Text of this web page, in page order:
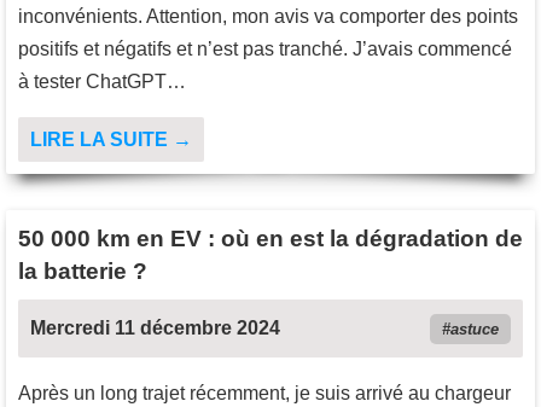
inconvénients. Attention, mon avis va comporter des points
positifs et négatifs et n’est pas tranché. J’avais commencé
à tester ChatGPT…
LIRE LA SUITE →
50 000 km en EV : où en est la dégradation de
la batterie ?
Mercredi 11 décembre 2024 astuce
Après un long trajet récemment, je suis arrivé au chargeur